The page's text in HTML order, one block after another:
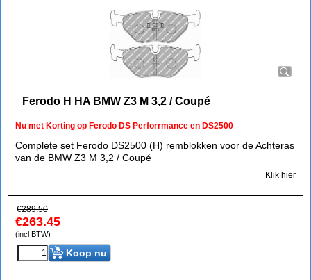
Ferodo H HA BMW Z3 M 3,2 / Coupé
Nu met Korting op Ferodo DS Perforrmance en DS2500
Complete set Ferodo DS2500 (H) remblokken voor de Achteras
van de BMW Z3 M 3,2 / Coupé
Klik hier
€289.50
€263.45
(incl BTW)
Koop nu